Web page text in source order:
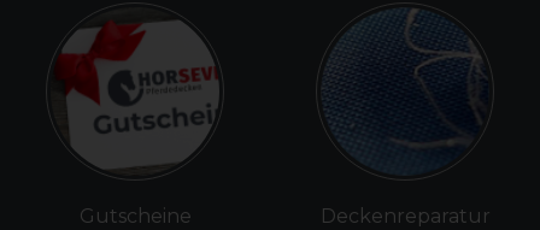
Gutscheine Deckenreparatur